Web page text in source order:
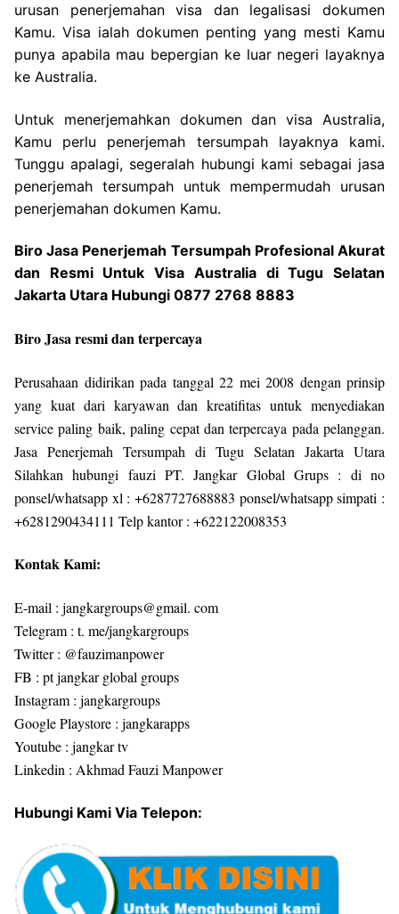
urusan penerjemahan visa dan legalisasi dokumen
Kamu. Visa ialah dokumen penting yang mesti Kamu
punya apabila mau bepergian ke luar negeri layaknya
ke Australia.
Untuk menerjemahkan dokumen dan visa Australia,
Kamu perlu penerjemah tersumpah layaknya kami.
Tunggu apalagi, segeralah hubungi kami sebagai jasa
penerjemah tersumpah untuk mempermudah urusan
penerjemahan dokumen Kamu.
Biro Jasa Penerjemah Tersumpah Profesional Akurat
dan Resmi Untuk Visa Australia di Tugu Selatan
Jakarta Utara Hubungi 0877 2768 8883
Biro Jasa resmi dan terpercaya
Perusahaan didirikan pada tanggal 22 mei 2008 dengan prinsip
yang kuat dari karyawan dan kreatifitas untuk menyediakan
service paling baik, paling cepat dan terpercaya pada pelanggan.
Jasa Penerjemah Tersumpah di Tugu Selatan Jakarta Utara
Silahkan hubungi fauzi PT. Jangkar Global Grups : di no
ponsel/whatsapp xl : +6287727688883 ponsel/whatsapp simpati :
+6281290434111 Telp kantor : +622122008353
Kontak Kami:
E-mail : jangkargroups@gmail. com
Telegram : t. me/jangkargroups
Twitter : @fauzimanpower
FB : pt jangkar global groups
Instagram : jangkargroups
Google Playstore : jangkarapps
Youtube : jangkar tv
Linkedin : Akhmad Fauzi Manpower
Hubungi Kami Via Telepon: